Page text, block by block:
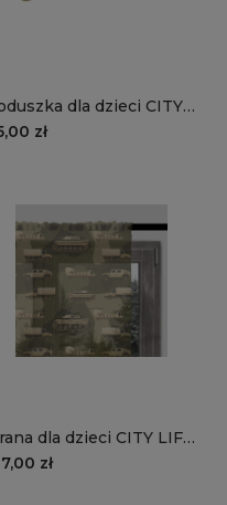
dla dzieci CITY
wzór D120 z
zł
dla dzieci CITY LIFE
D119 | moro khaki
zł